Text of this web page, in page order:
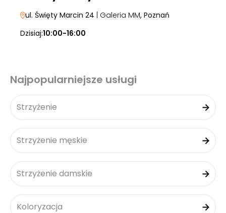
ul. Święty Marcin 24 | Galeria MM, Poznań
Dzisiaj:10:00-16:00
Najpopularniejsze usługi
Strzyżenie
Strzyżenie męskie
Strzyżenie damskie
Koloryzacja